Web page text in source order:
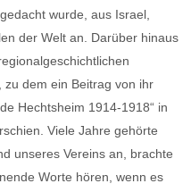
wurde, aus Israel,
der Welt an. Darüber hinaus
dem ein Beitrag von ihr
Hechtsheim 1914-1918“ in
Viele Jahre gehörte
unseres Vereins an, brachte
Worte hören, wenn es